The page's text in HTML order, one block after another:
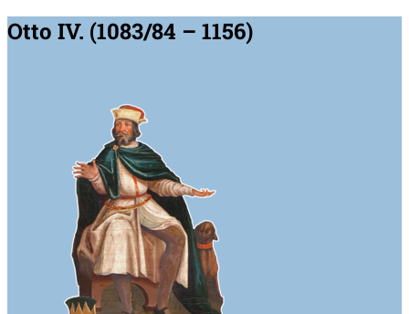
Otto IV. (1083/84 – 1156)